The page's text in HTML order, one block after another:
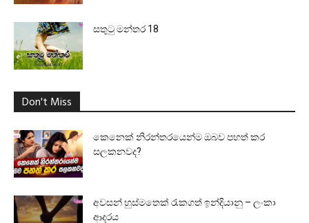
සතුටු මන්තර 18
Don't Miss
කෙනෙක් නිරන්තරයෙන්ම ඔබව පහත් කර
සලකනවද?
අවසන් හුස්මතෙක් රැකගත් ඉන්දියානු – ලංකා
ආදරය